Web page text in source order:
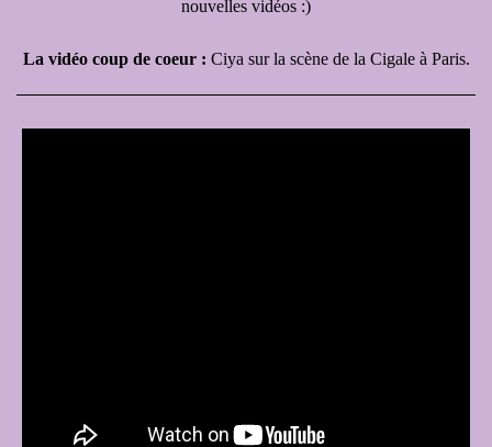
nouvelles vidéos :)
La vidéo coup de coeur : Ciya sur la scène de la Cigale à Paris.